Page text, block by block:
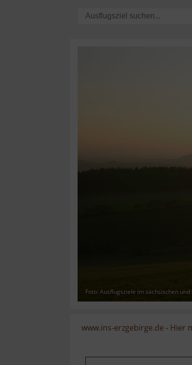
Foto: Ausflugsziele im sächsischen
www.ins-erzgebirge.de - Hier